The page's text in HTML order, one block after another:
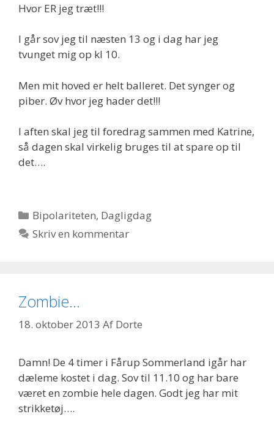
Hvor ER jeg træt!!!
I går sov jeg til næsten 13 og i dag har jeg
tvunget mig op kl 10.
Men mit hoved er helt balleret. Det synger og
piber. Øv hvor jeg hader det!!!
I aften skal jeg til foredrag sammen med Katrine,
så dagen skal virkelig bruges til at spare op til
det….
Kategorier
Bipolariteten, Dagligdag
Skriv en kommentar
Zombie…
18. oktober 2013 Af Dorte
Damn! De 4 timer i Fårup Sommerland igår har
dæleme kostet i dag. Sov til 11.10 og har bare
været en zombie hele dagen. Godt jeg har mit
strikketøj….